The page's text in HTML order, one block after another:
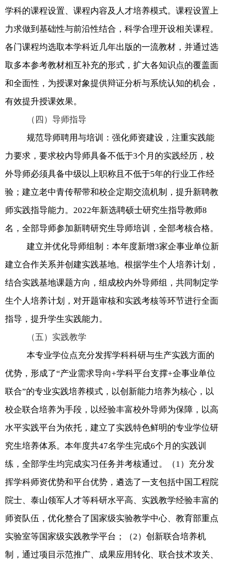
学科的课程设置、课程内容及人才培养模式。课程设置上
力求做到基础性与前沿性结合，科学合理开设相关课程。
各门课程均选取本学科近几年出版的一流教材，并通过选
取多本参考教材相互补充的形式，扩大各知识点的覆盖面
和全面性，为授课对象提供辩证分析与系统认知的机会，
有效提升授课效果。
（四）导师指导
规范导师聘用与培训：强化师资建设，注重实践能
力要求，要求校内导师具备不低于3个月的实践经历，校
外导师必须具备中级以上职称且不低于5年的行业工作经
验；建立老中青传帮带和校企定期交流机制，提升新聘教
师实践指导能力。 2022年新选聘硕士研究生指导教师8
名，全部导师参加新聘研究生导师培训，全部考核合格。
建立并优化导师组制：本年度新增3家企事业单位新
建立合作关系并创建实践基地。根据学生个人培养计划，
结合实践基地课题方向，组成校内外导师组，共同制定学
生个人培养计划，对开题审核和实践考核等环节进行全面
指导，提升学生实践能力。
（五）实践教学
本专业学位点充分发挥学科科研与生产实践方面的
优势，形成了“产业需求导向+学科平台支撑+企事业单位
联合”的专业实践培养模式，以创新能力培养为核心，以
校企联合培养为手段，以经验丰富校外导师为保障，以高
水平实践平台为依托，建立了实践特色鲜明的专业学位研
究生培养体系。本年度共47名学生完成6个月的实践训
练，全部学生均完成实习任务并考核通过。（1 ）充分发
挥学科师资优势和平台优势，遴选了一支包括中国工程院
院士、泰山领军人才等科研水平高、实践教学经验丰富的
师资队伍，优化整合了国家级实验教学中心、教育部重点
实验室等国家级实践教学平台；（2）创新联合培养机
制，通过项目示范推广、成果应用转化、联合技术攻关、